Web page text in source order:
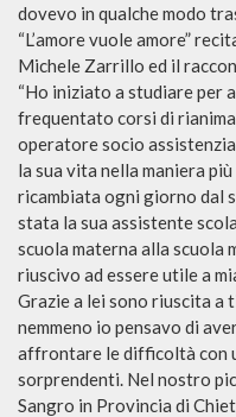
dovevo in qualche modo
“L’amore vuole amore”
Michele Zarrillo ed il
“Ho iniziato a studiare per
frequentato corsi di
operatore socio
la sua vita nella maniera
ricambiata ogni giorno dal
stata la sua assistente
scuola materna alla scuola
riuscivo ad essere utile a
Grazie a lei sono riuscita a
nemmeno io pensavo di
affrontare le difficoltà con
sorprendenti. Nel nostro
Sangro in Provincia di